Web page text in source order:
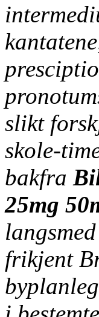
slikt
skole-
bakfra
25mg
frikjent